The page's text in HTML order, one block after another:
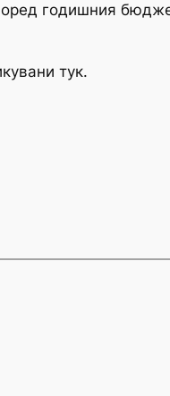
годишния
тук.